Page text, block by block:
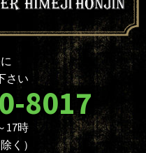
商品のカスタマイズについて
革材料のカスタムメイド
型押し型一覧
さい
8017
17時
く）